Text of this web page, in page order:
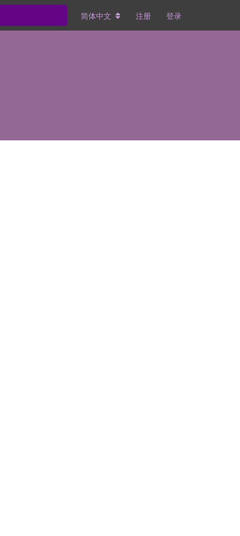
简体中文 注册 登录